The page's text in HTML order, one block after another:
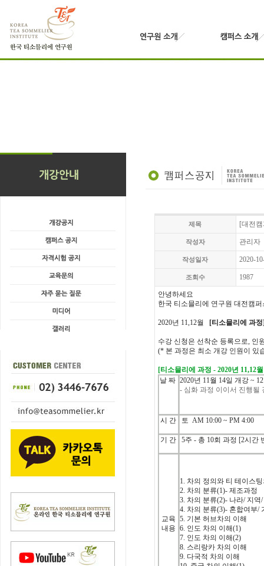
제목 [대전
작성자 관리자
작성일자 2020-
조회수 1987
안녕하세요
한국 티소믈리에 연구원 대전캠
2020년 11,12월 [티소믈리에 과
수강 신청은 선착순 등록으로, 인
(* 본 과정은 최소 개강 인원이 있
[티소믈리에 과정 - 2020년 11,12
날 짜 2020년 11월 14일 개강 ~
- 심화 과정 이이서 진행될
시 간 토 AM 10:00 ~ PM 4:00
기 간 5주 - 총 10회 과정 [2시간
교육
내용
1. 차의 정의와 티 테이스
2. 차의 분류(1)- 제조과정
3. 차의 분류(2)- 나라/ 지역/
4. 차의 분류(3)- 혼합여부/
5. 기본 허브차의 이해
6. 인도 차의 이해(1)
7. 인도 차의 이해(2)
8. 스리랑카 차의 이해
9. 다국적 차의 이해